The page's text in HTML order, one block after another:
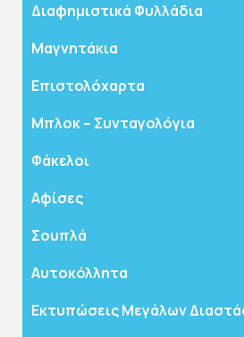
Διαφημιστικά Φυλλάδια
Μαγνητάκια
Επιστολόχαρτα
Μπλοκ – Συνταγολόγια
Φάκελοι
Αφίσες
Σουπλά
Αυτοκόλλητα
Εκτυπώσεις Μεγάλων